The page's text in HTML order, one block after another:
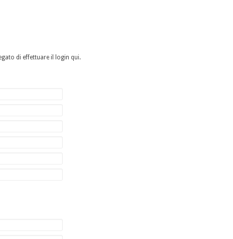
di effettuare il login qui.